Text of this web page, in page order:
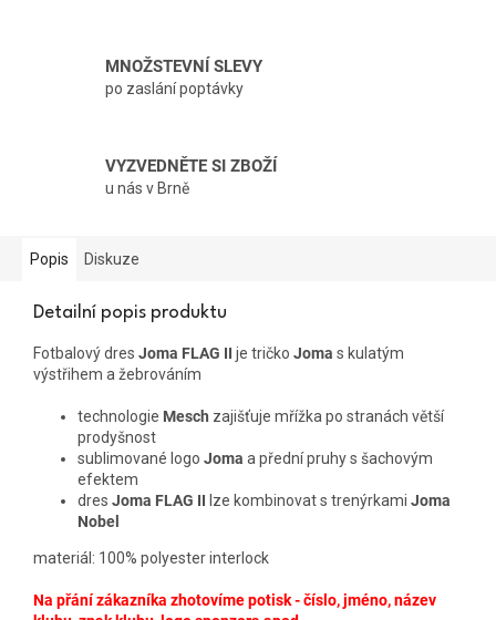
MNOŽSTEVNÍ SLEVY
po zaslání poptávky
VYZVEDNĚTE SI ZBOŽÍ
u nás v Brně
Popis Diskuze
Detailní popis produktu
Fotbalový dres Joma FLAG II je tričko Joma s kulatým
výstřihem a žebrováním
technologie Mesch zajišťuje mřížka po stranách větší
prodyšnost
sublimované logo Joma a přední pruhy s šachovým
efektem
dres Joma FLAG II lze kombinovat s trenýrkami Joma
Nobel
materiál: 100% polyester interlock
Na přání zákazníka zhotovíme potisk - číslo, jméno, název